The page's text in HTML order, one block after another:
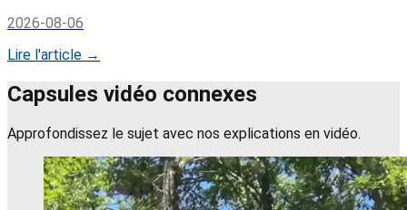
2026-08-06
Lire l'article →
Capsules vidéo connexes
Approfondissez le sujet avec nos explications en vidéo.